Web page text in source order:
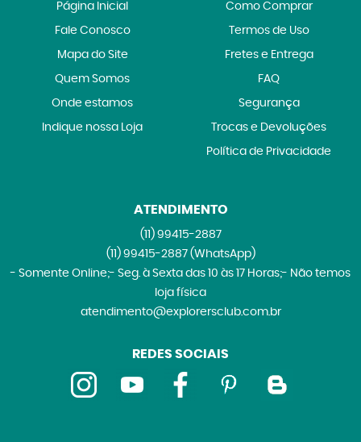
Página Inicial
Fale Conosco
Mapa do Site
Quem Somos
Onde estamos
Indique nossa Loja
Como Comprar
Termos de Uso
Fretes e Entrega
FAQ
Segurança
Trocas e Devoluções
Política de Privacidade
ATENDIMENTO
(11)99415-2887
(11)99415-2887 (WhatsApp)
- Somente Online;- Seg. à Sexta das 10 às 17 Horas;- Não temos
loja física
atendimento@explorersclub.com.br
REDES SOCIAIS